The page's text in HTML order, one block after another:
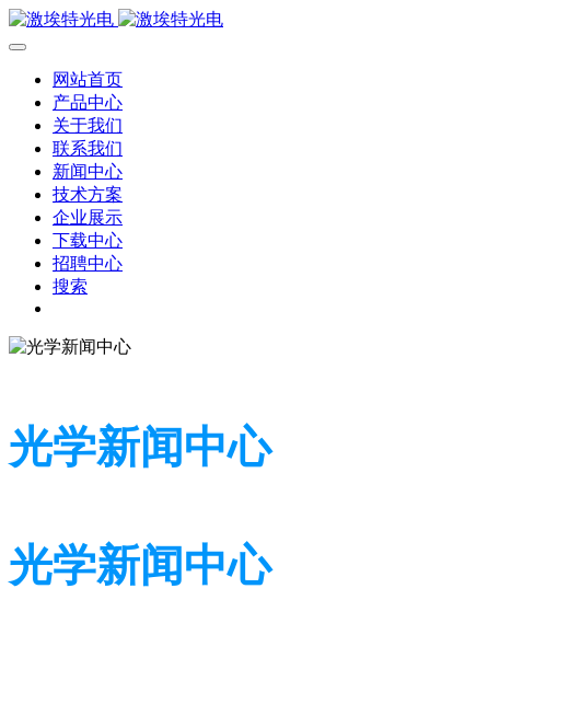
网站首页
产品中心
关于我们
联系我们
新闻中心
技术方案
企业展示
下载中心
招聘中心
搜索
光学新闻中心
光学新闻中心